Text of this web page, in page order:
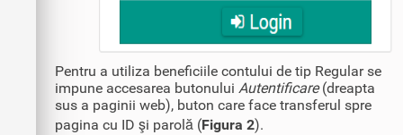
Pentru a utiliza beneficiile contului de tip Regular se
impune accesarea butonului Autentificare(dreapta
sus a paginii web), buton care face transferul spre
pagina cu ID şi parolă (Figura 2).